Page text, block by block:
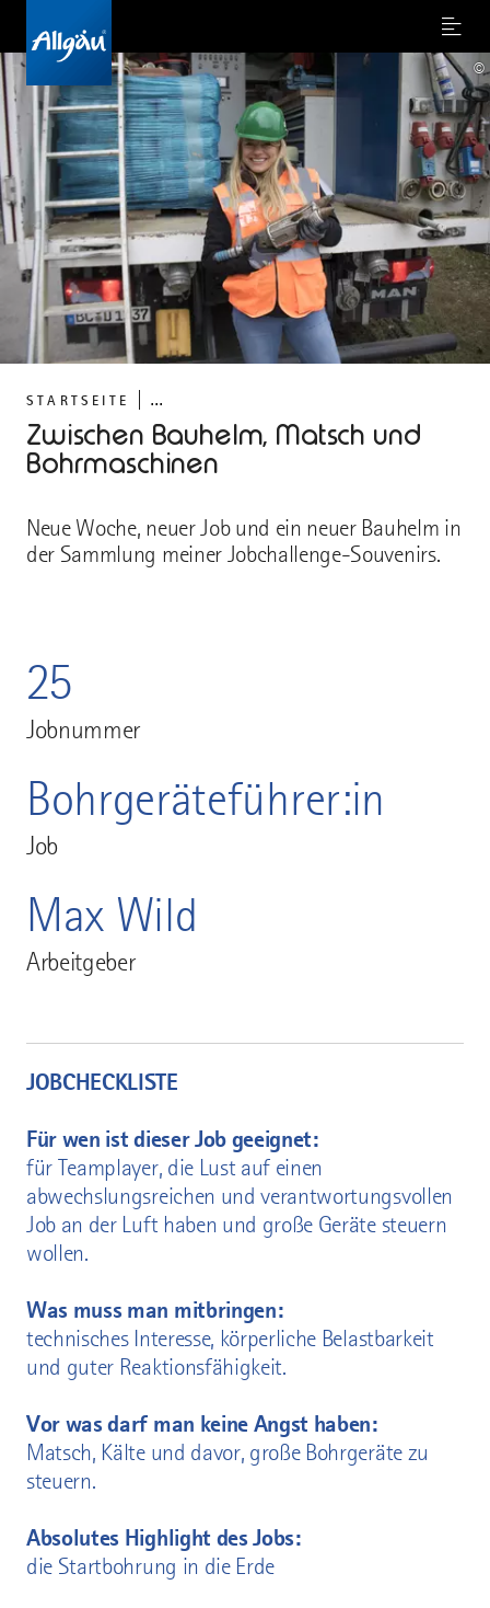
Menu
©
STARTSEITE ...
Zwischen Bauhelm, Matsch und
Bohrmaschinen
Neue Woche, neuer Job und ein neuer Bauhelm in
der Sammlung meiner Jobchallenge-Souvenirs.
25
Jobnummer
Bohrgeräteführer:in
Job
Max Wild
Arbeitgeber
JOBCHECKLISTE
Für wen ist dieser Job geeignet:
für Teamplayer, die Lust auf einen
abwechslungsreichen und verantwortungsvollen
Job an der Luft haben und große Geräte steuern
wollen.
Was muss man mitbringen:
technisches Interesse, körperliche Belastbarkeit
und guter Reaktionsfähigkeit.
Vor was darf man keine Angst haben:
Matsch, Kälte und davor, große Bohrgeräte zu
steuern.
Absolutes Highlight des Jobs:
die Startbohrung in die Erde